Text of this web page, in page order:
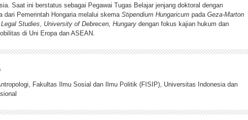
Saat ini berstatus sebagai Pegawai Tugas Belajar jenjang doktoral dengan
dari Pemerintah Hongaria melalui skema Stipendium Hungaricumpada Geza-Marton
Studies, University of Debrecen, Hungary dengan fokus kajian hukum dan
di Uni Eropa dan ASEAN.
Fakultas Ilmu Sosial dan Ilmu Politik (FISIP), Universitas Indonesia dan